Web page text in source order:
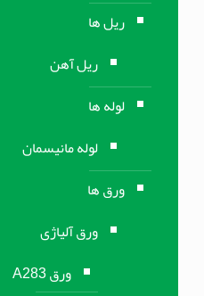
ریل ها
ریل آهن
لوله ها
لوله مانیسمان
ورق ها
ورق آلیاژی
ورق A283